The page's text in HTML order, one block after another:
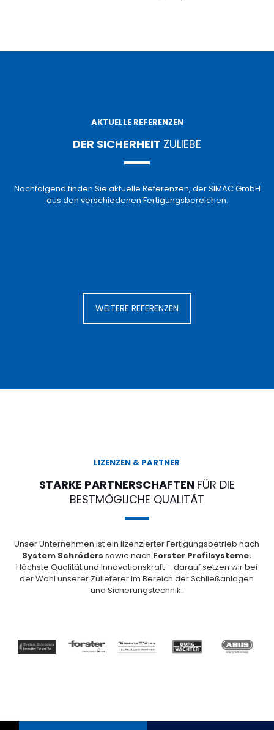
AKTUELLE REFERENZEN
DER SICHERHEIT ZULIEBE
Nachfolgend finden Sie aktuelle Referenzen, der SIMAC GmbH
aus den verschiedenen Fertigungsbereichen.
WEITERE REFERENZEN
LIZENZEN & PARTNER
STARKE PARTNERSCHAFTEN FÜR DIE
BESTMÖGLICHE QUALITÄT
Unser Unternehmen ist ein lizenzierter Fertigungsbetrieb nach
System Schröders sowie nach Forster Profilsysteme.
Höchste Qualität und Innovationskraft – darauf setzen wir bei
der Wahl unserer Zulieferer im Bereich der Schließanlagen
und Sicherungstechnik.